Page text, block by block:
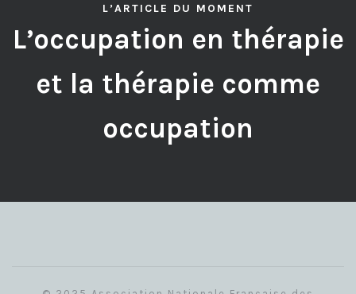
L’ARTICLE DU MOMENT
L’occupation en thérapie
et la thérapie comme
occupation